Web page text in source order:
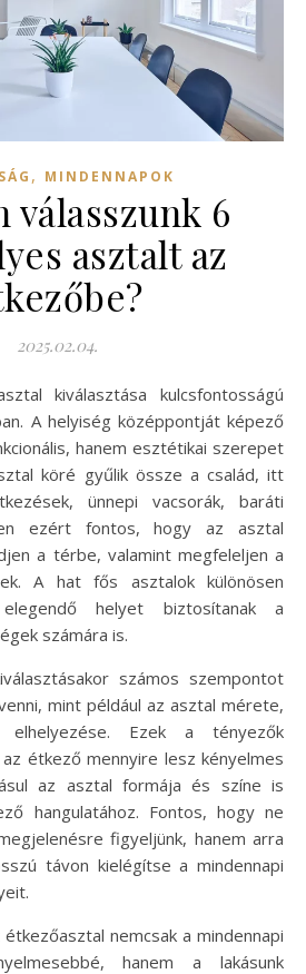
, MINDENNAPOK
válasszunk 6
asztalt az
2025.02.04.
A helyiség középpontját képező
hanem esztétikai szerepet
köré gyűlik össze a család, itt
ünnepi vacsorák, baráti
ezért fontos, hogy az asztal
a térbe, valamint megfeleljen a
A hat fős asztalok különösen
helyet biztosítanak a
számára is.
számos szempontot
mint például az asztal mérete,
Ezek a tényezők
étkező mennyire lesz kényelmes
az asztal formája és színe is
hangulatához. Fontos, hogy ne
figyeljünk, hanem arra
távon kielégítse a mindennapi
nemcsak a mindennapi
hanem a lakásunk